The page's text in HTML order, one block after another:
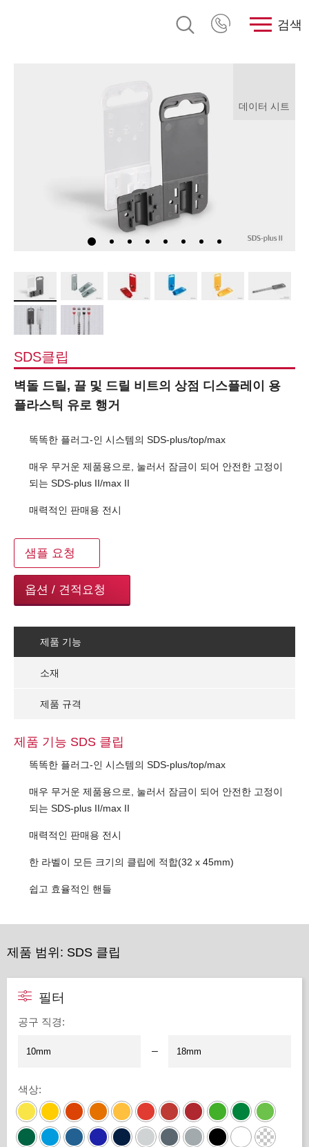
검색
데이터 시트
SDS클립
벽돌 드릴, 끌 및 드릴 비트의 상점 디스플레이 용
플라스틱 유로 행거
똑똑한 플러그-인 시스템의 SDS-plus/top/max
매우 무거운 제품용으로, 눌러서 잠금이 되어 안전한 고정이
되는 SDS-plus II/max II
매력적인 판매용 전시
샘플 요청
옵션 / 견적요청
제품 기능
소재
제품 규격
제품 기능 SDS 클립
똑똑한 플러그-인 시스템의 SDS-plus/top/max
매우 무거운 제품용으로, 눌러서 잠금이 되어 안전한 고정이
되는 SDS-plus II/max II
매력적인 판매용 전시
한 라벨이 모든 크기의 클립에 적합(32 x 45mm)
쉽고 효율적인 핸들
제품 범위: SDS 클립
필터
공구 직경:
–
색상: